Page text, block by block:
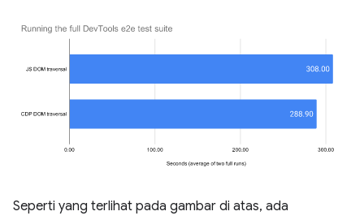
Seperti yang terlihat pada gambar di atas, ada